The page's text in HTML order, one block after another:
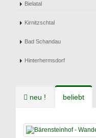
Bielatal
Kirnitzschtal
Bad Schandau
Hinterhermsdorf
neu ! beliebt